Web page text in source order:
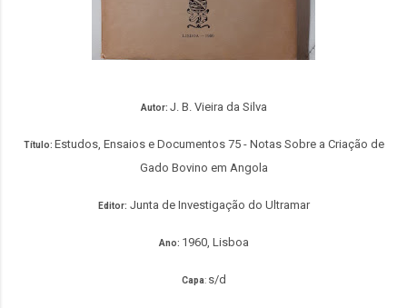
Autor: J. B. Vieira da Silva
Título: Estudos, Ensaios e Documentos 75 - Notas Sobre a Criação de
Gado Bovino em Angola
Editor: Junta de Investigação do Ultramar
Ano: 1960, Lisboa
Capa: s/d